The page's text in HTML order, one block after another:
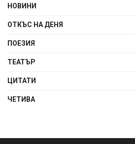
НОВИНИ
ОТКЪС НА ДЕНЯ
ПОЕЗИЯ
ТЕАТЪР
ЦИТАТИ
ЧЕТИВА